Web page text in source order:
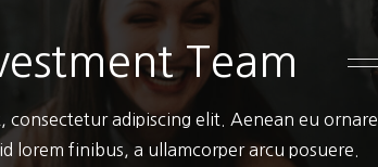
Team
consectetur adipiscing elit. Aenean eu ornare
lorem finibus, a ullamcorper arcu posuere.